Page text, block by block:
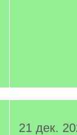
21 дек.